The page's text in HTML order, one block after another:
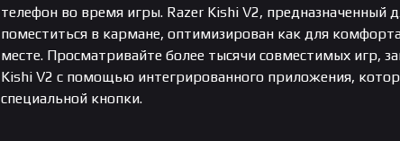
телефон во время игры. Razer Kishi V2, предназначенный
поместиться в кармане, оптимизирован как для
месте. Просматривайте более тысячи совместимых игр,
Kishi V2 с помощью интегрированного приложения,
специальной кнопки.